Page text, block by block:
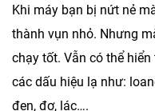
Khi máy bạn bị nứt nẻ
thành vụn nhỏ. Nhưng
chạy tốt. Vẫn có thể
các dấu hiệu lạ như:
đen, đơ, lác….